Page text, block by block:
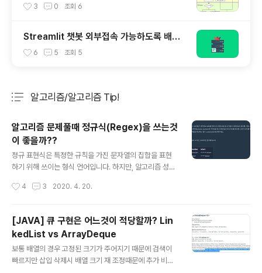
드(react, next) 빌드 및 배포 방법
3 0 조회 6
Streamlit 챗봇 외부접속 가능하도록 배포
하기 - 네이버클라우드 활용
6 5 조회 5
알고리즘/알고리즘 Tip!
알고리즘 문제풀때 정규식(Regex)을 쓰는것
이 좋을까??
정규 표현식은 특정한 규칙을 가진 문자열의 집합을 표현
하기 위해 쓰이는 형식 언어입니다. 하지만, 알고리즘 성능
입니다. 정규식은 왼쪽에서 오른쪽으로 탐색을 하는데 10
도합니다. 이를 백트래킹이라고 합니다. 자바 같은 경우에
는 심지어 컴파일 작업을 거쳐야지만 사용이 가능합니다.
Pattern.compile("ABC").matcher(s).find() s.conta
ins("ABC") 다음 두 코드 중 어느 게 더 빠를까요?? 전자
는 컴파일하고 (상대적으로) 복잡한 정규 표현식을 반복하
4 3 2020. 4. 20.
[JAVA] 큐 구현은 어느것이 적당할까? Lin
kedList vs ArrayDeque
보통 배열의 경우 고정된 크기가 주어지기 때문에 검색이
빠르지만 삽입 삭제시 배열 크기 재 조정때문에 추가 비용